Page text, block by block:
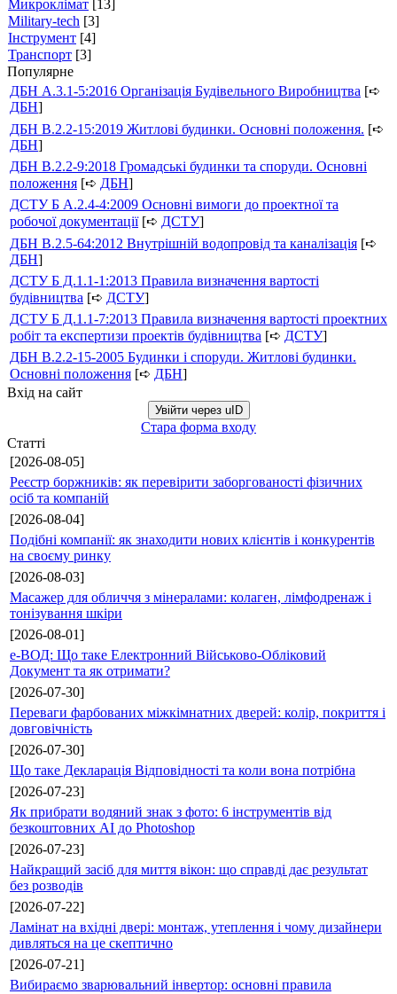
Микроклімат [13]
Military-tech [3]
Інструмент [4]
Транспорт [3]
Популярне
ДБН А.3.1-5:2016 Організація Будівельного Виробництва [➪
ДБН]
ДБН В.2.2-15:2019 Житлові будинки. Основні положення. [➪
ДБН]
ДБН В.2.2-9:2018 Громадські будинки та споруди. Основні
положення [➪ ДБН]
ДСТУ Б А.2.4-4:2009 Основні вимоги до проектної та
робочої документації[➪ ДСТУ]
ДБН В.2.5-64:2012 Внутрішній водопровід та каналізація [➪
ДБН]
ДСТУ Б Д.1.1-1:2013 Правила визначення вартості
будівництва [➪ ДСТУ]
ДСТУ Б Д.1.1-7:2013 Правила визначення вартості проектних
робіт та експертизи проектів будівництва [➪ ДСТУ]
ДБН В.2.2-15-2005 Будинки і споруди. Житлові будинки.
Основні положення [➪ ДБН]
Вхід на сайт
Увійти через uID
Стара форма входу
Статті
[2026-08-05]
Реєстр боржників: як перевірити заборгованості фізичних
осіб та компаній
[2026-08-04]
Подібні компанії: як знаходити нових клієнтів і конкурентів
на своєму ринку
[2026-08-03]
Масажер для обличчя з мінералами: колаген, лімфодренаж і
тонізування шкіри
[2026-08-01]
е-ВОД: Що таке Електронний Військово-Обліковий
Документ та як отримати?
[2026-07-30]
Переваги фарбованих міжкімнатних дверей: колір, покриття і
довговічність
[2026-07-30]
Що таке Декларація Відповідності та коли вона потрібна
[2026-07-23]
Як прибрати водяний знак з фото: 6 інструментів від
безкоштовних AI до Photoshop
[2026-07-23]
Найкращий засіб для миття вікон: що справді дає результат
без розводів
[2026-07-22]
Ламінат на вхідні двері: монтаж, утеплення і чому дизайнери
дивляться на це скептично
[2026-07-21]
Вибираємо зварювальний інвертор: основні правила